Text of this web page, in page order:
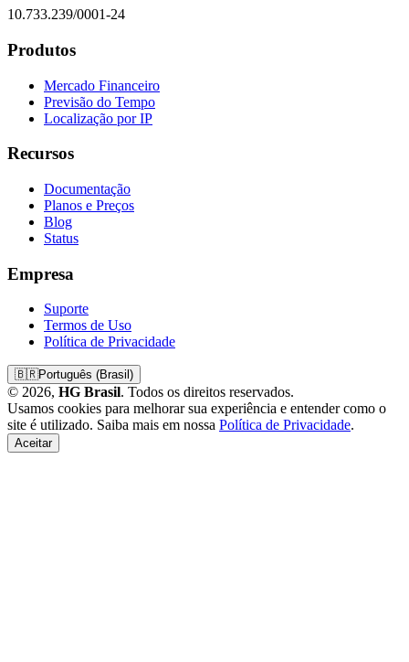
10.733.239/0001-24
Produtos
Mercado Financeiro
Previsão do Tempo
Localização por IP
Recursos
Documentação
Planos e Preços
Blog
Status
Empresa
Suporte
Termos de Uso
Política de Privacidade
🇧🇷Português (Brasil)
© 2026, HG Brasil. Todos os direitos reservados.
Usamos cookies para melhorar sua experiência e entender como o
site é utilizado. Saiba mais em nossa Política de Privacidade.
Aceitar